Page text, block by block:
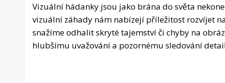
Vizuální hádanky jsou jako brána do světa
vizuální záhady nám nabízejí příležitost rozvíjet
snažíme odhalit skryté tajemství či chyby na
hlubšímu uvažování a pozornému sledování